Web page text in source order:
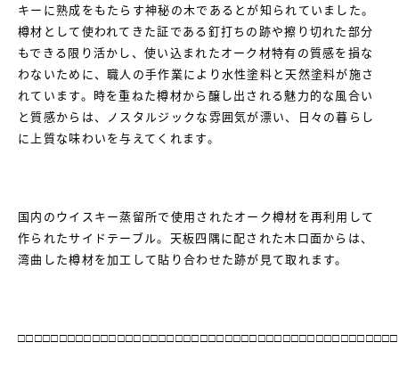
キーに熟成をもたらす神秘の木であるとが知られていました。
樽材として使われてきた証である釘打ちの跡や擦り切れた部分
もできる限り活かし、使い込まれたオーク材特有の質感を損な
わないために、職人の手作業により水性塗料と天然塗料が施さ
れています。時を重ねた樽材から醸し出される魅力的な風合い
と質感からは、ノスタルジックな雰囲気が漂い、日々の暮らし
に上質な味わいを与えてくれます。
国内のウイスキー蒸留所で使用されたオーク樽材を再利用して
作られたサイドテーブル。天板四隅に配された木口面からは、
湾曲した樽材を加工して貼り合わせた跡が見て取れます。